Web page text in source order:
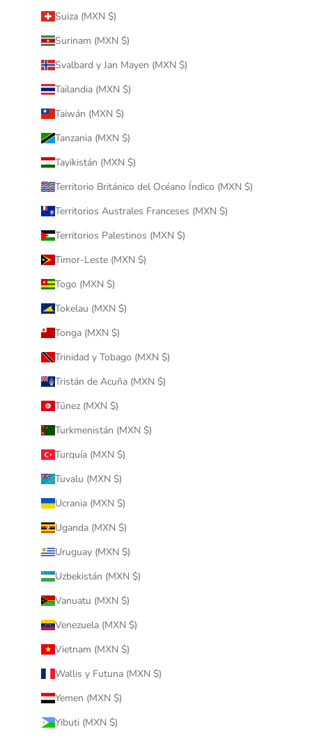
Suiza (MXN $)
Surinam (MXN $)
Svalbard y Jan Mayen (MXN $)
Tailandia (MXN $)
Taiwán (MXN $)
Tanzania (MXN $)
Tayikistán (MXN $)
Territorio Británico del Océano Índico (MXN $)
Territorios Australes Franceses (MXN $)
Territorios Palestinos (MXN $)
Timor-Leste (MXN $)
Togo (MXN $)
Tokelau (MXN $)
Tonga (MXN $)
Trinidad y Tobago (MXN $)
Tristán de Acuña (MXN $)
Túnez (MXN $)
Turkmenistán (MXN $)
Turquía (MXN $)
Tuvalu (MXN $)
Ucrania (MXN $)
Uganda (MXN $)
Uruguay (MXN $)
Uzbekistán (MXN $)
Vanuatu (MXN $)
Venezuela (MXN $)
Vietnam (MXN $)
Wallis y Futuna (MXN $)
Yemen (MXN $)
Yibuti (MXN $)